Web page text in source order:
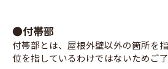
●付帯部
付帯部とは、屋根外壁以外の箇所を
位を指しているわけではないためご了